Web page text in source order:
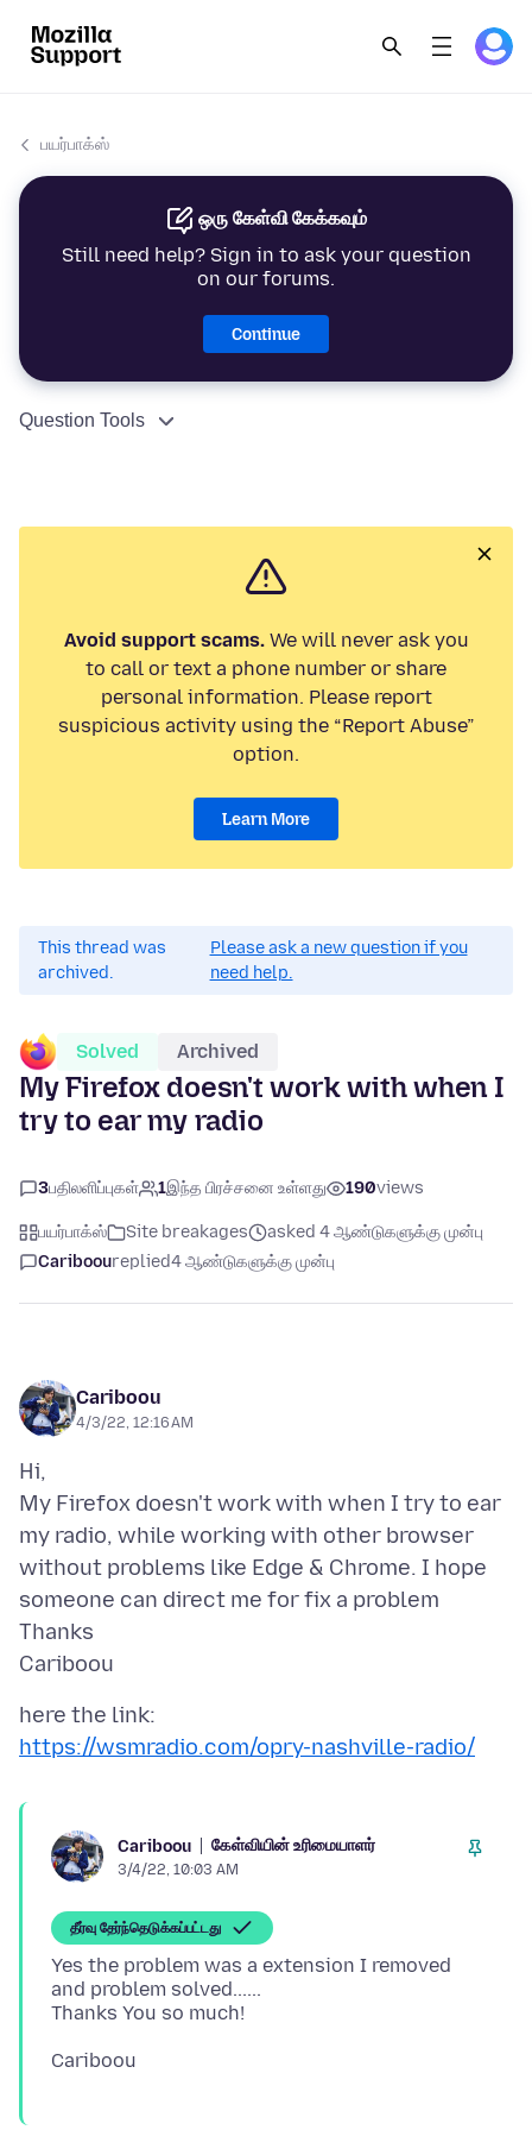
பயர்பாக்ஸ்
ஒரு கேள்வி கேக்கவும்
Still need help? Sign in to ask your question
on our forums.
Continue
Question Tools
Avoid support scams.We will never ask you
to call or text a phone number or share
personal information. Please report
suspicious activity using the “Report Abuse”
option.
Learn More
This thread was
archived.
Please ask a new question if you
need help.
Solved Archived
My Firefox doesn't work with when I
try to ear my radio
3பதிலளிப்புகள் 1இந்த பிரச்சனை உள்ளது 190views
பயர்பாக்ஸ் Site breakages
asked 4 ஆண்டுகளுக்கு முன்பு
Caribooureplied4 ஆண்டுகளுக்கு முன்பு
Cariboou
4/3/22, 12:16 AM
Hi,
My Firefox doesn't work with when I try to ear
my radio, while working with other browser
without problems like Edge & Chrome. I hope
someone can direct me for fix a problem
Thanks
https://wsmradio.com/opry-nashville-radio/
Cariboou கேள்வியின் உரிமையாளர்
3/4/22, 10:03 AM
தீர்வு தேர்ந்தெடுக்கப்பட்டது
Yes the problem was a extension I removed
and problem solved......